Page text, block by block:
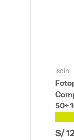
Isdin
50+
S/